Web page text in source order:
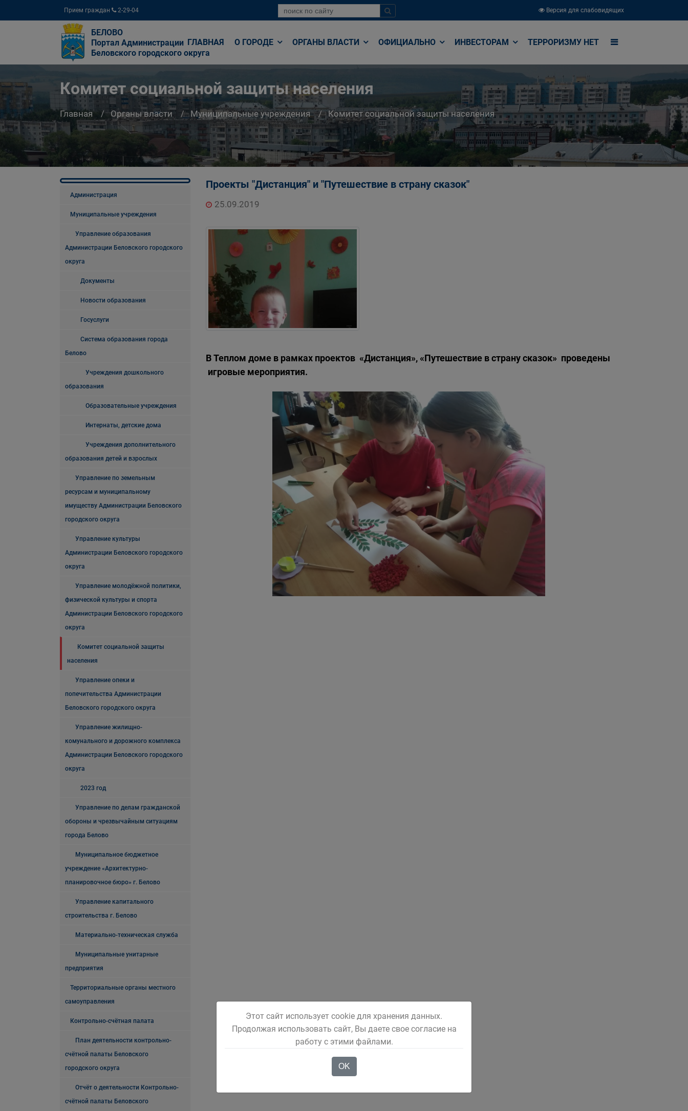
Прием граждан 2-29-04 Версия для слабовидящих
БЕЛОВО
Портал Администрации
Беловского городского округа
ГЛАВНАЯ О ГОРОДЕ ОРГАНЫ ВЛАСТИ ОФИЦИАЛЬНО ИНВЕСТОРАМ ТЕРРОРИЗМУ НЕТ
Комитет социальной защиты населения
Главная Органы власти Муниципальные учреждения Комитет социальной защиты населения
Администрация
Муниципальные учреждения
Управление образования
Администрации Беловского городского
округа
Документы
Новости образования
Госуслуги
Система образования города
Белово
Учреждения дошкольного
образования
Образовательные учреждения
Интернаты, детские дома
Учреждения дополнительного
образования детей и взрослых
Управление по земельным
ресурсам и муниципальному
имуществу Администрации Беловского
городского округа
Управление культуры
Администрации Беловского городского
округа
Управление молодёжной политики,
физической культуры и спорта
Администрации Беловского городского
округа
Комитет социальной защиты
населения
Управление опеки и
попечительства Администрации
Беловского городского округа
Управление жилищно-
комунального и дорожного комплекса
Администрации Беловского городского
округа
2023 год
Управление по делам гражданской
обороны и чрезвычайным ситуациям
города Белово
Муниципальное бюджетное
учреждение «Архитектурно-
планировочное бюро» г. Белово
Управление капитального
строительства г. Белово
Материально-техническая служба
Муниципальные унитарные
предприятия
Территориальные органы местного
самоуправления
Контрольно-счётная палата
План деятельности контрольно-
счётной палаты Беловского
городского округа
Отчёт о деятельности Контрольно-
счётной палаты Беловского
Проекты "Дистанция" и "Путешествие в страну сказок"
25.09.2019
В Теплом доме в рамках проектов «Дистанция», «Путешествие в страну сказок» проведены
игровые мероприятия.
Этот сайт использует cookie для хранения данных.
Продолжая использовать сайт, Вы даете свое согласие на
работу с этими файлами.
OK